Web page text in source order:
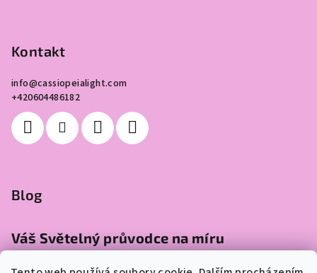
Kontakt
info@cassiopeialight.com
+420604486182
Blog
Váš Světelný průvodce na míru